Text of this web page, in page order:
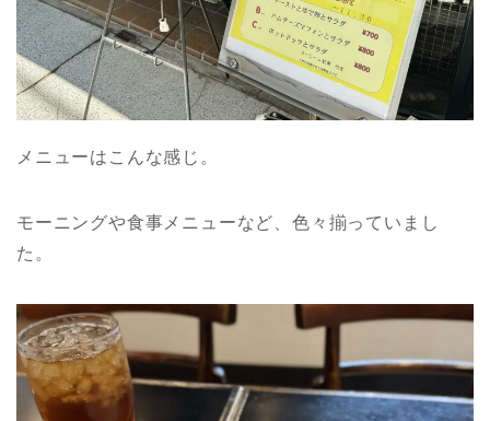
メニューはこんな感じ。
モーニングや食事メニューなど、色々揃っていまし
た。